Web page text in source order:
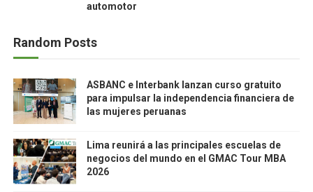
automotor
Random Posts
ASBANC e Interbank lanzan curso gratuito
para impulsar la independencia financiera de
las mujeres peruanas
Lima reunirá a las principales escuelas de
negocios del mundo en el GMAC Tour MBA
2026